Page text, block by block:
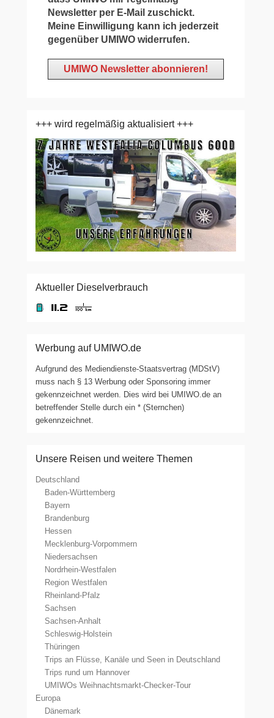
Newsletter per E-Mail zuschickt.
Meine Einwilligung kann ich jederzeit
gegenüber UMIWO widerrufen.
+++ wird regelmäßig aktualisiert +++
Aktueller Dieselverbrauch
Werbung auf UMIWO.de
Aufgrund des Mediendienste-Staatsvertrag (MDStV)
muss nach § 13 Werbung oder Sponsoring immer
gekennzeichnet werden. Dies wird bei UMIWO.de an
betreffender Stelle durch ein * (Sternchen)
gekennzeichnet.
Unsere Reisen und weitere Themen
Deutschland
Baden-Württemberg
Bayern
Brandenburg
Hessen
Mecklenburg-Vorpommern
Niedersachsen
Nordrhein-Westfalen
Region Westfalen
Rheinland-Pfalz
Sachsen
Sachsen-Anhalt
Schleswig-Holstein
Thüringen
Trips an Flüsse, Kanäle und Seen in Deutschland
Trips rund um Hannover
UMIWOs Weihnachtsmarkt-Checker-Tour
Europa
Dänemark